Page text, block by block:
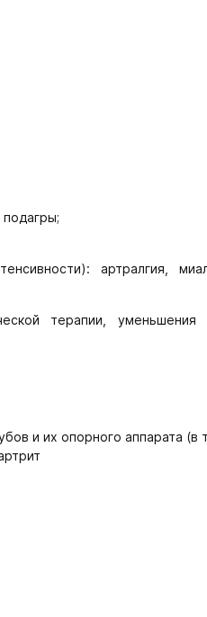
артралгия,
терапии,
и их опорного аппарата (в